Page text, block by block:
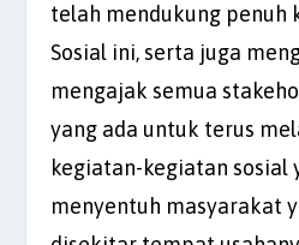
telah mendukung penuh
Sosial ini, serta juga
mengajak semua
yang ada untuk terus
kegiatan-kegiatan sosial
menyentuh masyarakat